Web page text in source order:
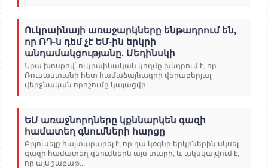
Ուկրաինայի առաջարկները ենթադրում են,
որ ՌԴ-ն դեմ չէ ԵՄ-ին երկրի
անդամակցությանը. Մեդինսկի
Նրա խոսքով՝ ուկրաինական կողմը խնդրում է, որ
Ռուսաստանի հետ համաձայնագրի վերաբերյալ
վերջնական որոշումը կայացվի...
ԵՄ առաջնորդները կքննարկեն գազի
համատեղ գնումների հարցը
Բրյուսելը հայտարարել է, որ դա կօգնի երկրներին սկսել
գազի համատեղ գնումներն այս տարի, և ակնկալվում է,
որ այս շաբաթ...